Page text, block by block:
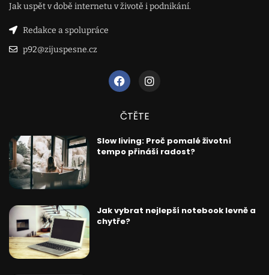
Jak uspět v době internetu v životě i podnikání.
Redakce a spolupráce
p92@zijuspesne.cz
ČTĚTE
Slow living: Proč pomalé životní
tempo přináší radost?
Jak vybrat nejlepší notebook levně a
chytře?